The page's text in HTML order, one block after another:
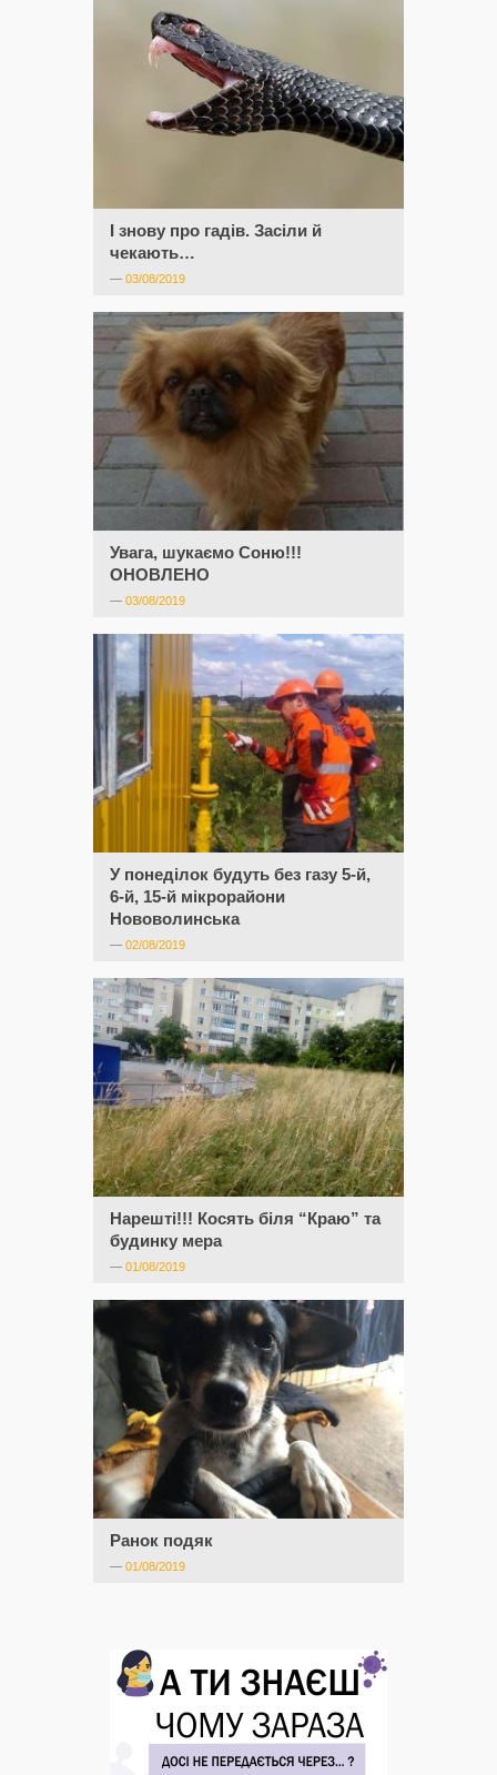
І знову про гадів. Засіли й
чекають…
— 03/08/2019
Увага, шукаємо Соню!!!
ОНОВЛЕНО
— 03/08/2019
У понеділок будуть без газу 5-й,
6-й, 15-й мікрорайони
Нововолинська
— 02/08/2019
Нарешті!!! Косять біля “Краю” та
будинку мера
— 01/08/2019
Ранок подяк
— 01/08/2019